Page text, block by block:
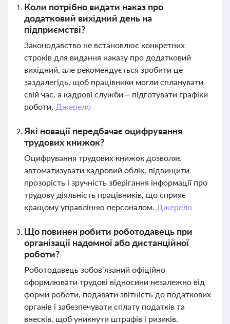
Коли потрібно видати наказ про
додатковий вихідний день на
підприємстві?
Законодавство не встановлює конкретних
строків для видання наказу про додатковий
вихідний, але рекомендується зробити це
заздалегідь, щоб працівники могли спланувати
свій час, а кадрові служби – підготувати графіки
роботи. Джерело
Які новації передбачає оцифрування
трудових книжок?
Оцифрування трудових книжок дозволяє
автоматизувати кадровий облік, підвищити
прозорість і зручність зберігання інформації про
трудову діяльність працівників, що сприяє
кращому управлінню персоналом. Джерело
Що повинен робити роботодавець при
організації надомної або дистанційної
роботи?
Роботодавець зобов’язаний офіційно
оформлювати трудові відносини незалежно від
форми роботи, подавати звітність до податкових
органів і забезпечувати сплату податків та
внесків, щоб уникнути штрафів і ризиків.